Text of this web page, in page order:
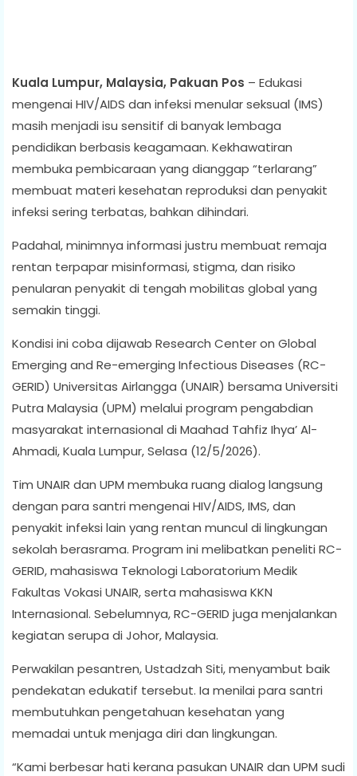
Kuala Lumpur, Malaysia, Pakuan Pos – Edukasi
mengenai HIV/AIDS dan infeksi menular seksual (IMS)
masih menjadi isu sensitif di banyak lembaga
pendidikan berbasis keagamaan. Kekhawatiran
membuka pembicaraan yang dianggap “terlarang”
membuat materi kesehatan reproduksi dan penyakit
infeksi sering terbatas, bahkan dihindari.
Padahal, minimnya informasi justru membuat remaja
rentan terpapar misinformasi, stigma, dan risiko
penularan penyakit di tengah mobilitas global yang
semakin tinggi.
Kondisi ini coba dijawab Research Center on Global
Emerging and Re-emerging Infectious Diseases (RC-
GERID) Universitas Airlangga (UNAIR) bersama Universiti
Putra Malaysia (UPM) melalui program pengabdian
masyarakat internasional di Maahad Tahfiz Ihya’ Al-
Ahmadi, Kuala Lumpur, Selasa (12/5/2026).
Tim UNAIR dan UPM membuka ruang dialog langsung
dengan para santri mengenai HIV/AIDS, IMS, dan
penyakit infeksi lain yang rentan muncul di lingkungan
sekolah berasrama. Program ini melibatkan peneliti RC-
GERID, mahasiswa Teknologi Laboratorium Medik
Fakultas Vokasi UNAIR, serta mahasiswa KKN
Internasional. Sebelumnya, RC-GERID juga menjalankan
kegiatan serupa di Johor, Malaysia.
Perwakilan pesantren, Ustadzah Siti, menyambut baik
pendekatan edukatif tersebut. Ia menilai para santri
membutuhkan pengetahuan kesehatan yang
memadai untuk menjaga diri dan lingkungan.
“Kami berbesar hati kerana pasukan UNAIR dan UPM sudi